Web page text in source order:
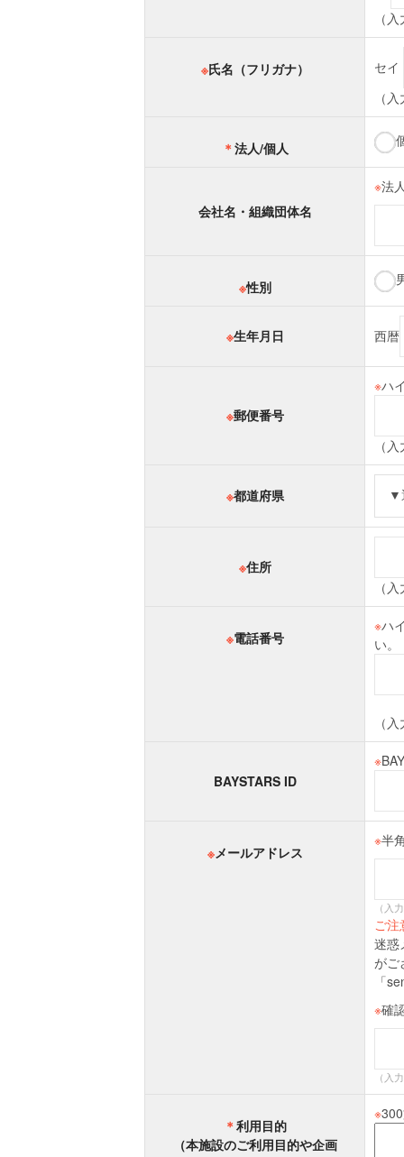
（
※氏名（フリガナ）
セイ
（
＊法人/個人
会社名・組織団体名
※法
※性別
※生年月日 西暦
※郵便番号
※ハ
（
※都道府県
※住所
（
※電話番号
※ハ
い。
（
BAYSTARS ID
※
※メールアドレス
※半
（入
ご注
迷惑
がご
「
※確
（入
＊利用目的
（本施設のご利用目的や企画
※